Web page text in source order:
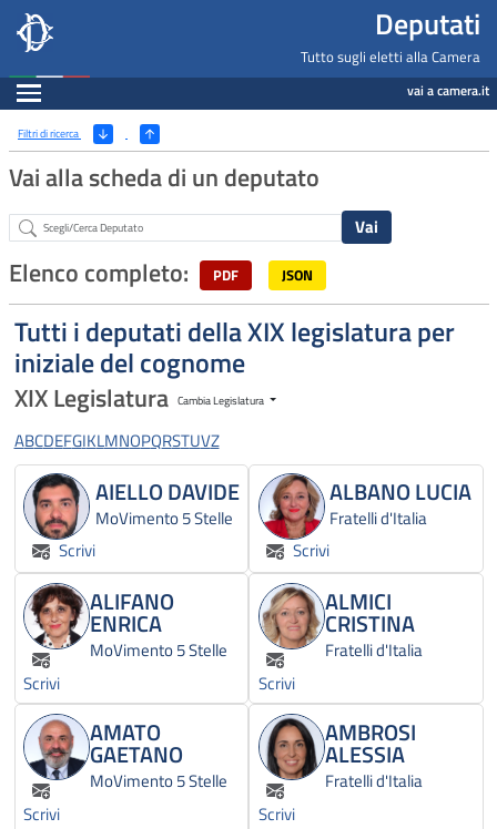
Deputati, Camera dei Deputati -
Salta al contenuto principale
Salta al menu di navigazione Deputati
Tutto sugli eletti alla Camera
Espandi vai a camera.it
Ricerca
Filtri di ricerca (Apri/Chiudi filtri)
Vai alla scheda di un deputato
Abstract
Elenco completo: PDF JSON
Tutti i deputati della XIX legislatura per
iniziale del cognome
XIX Legislatura Cambia Legislatura
ABCDEFGIKLMNOPQRSTUVZ
Scrivi
AIELLO DAVIDE
MoVimento 5 Stelle
Scrivi
ALBANO LUCIA
Fratelli d'Italia
Scrivi
ALIFANO
ENRICA
MoVimento 5 Stelle
Scrivi
ALMICI
CRISTINA
Fratelli d'Italia
Scrivi
AMATO
GAETANO
MoVimento 5 Stelle
Scrivi
AMBROSI
ALESSIA
Fratelli d'Italia
Navigazione pagine di servizio
Fine pagina
Salta al contenuto principale
Salta al menu di navigazione
Vai a inizio pagina